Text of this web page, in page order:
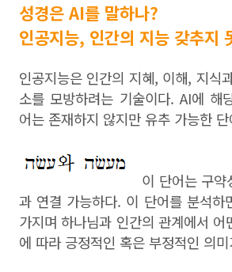
성경은 AI를 말하나?
인공지능, 인간의 지능 갖추지
인공지능은 인간의 지혜, 이해, 지식
소를 모방하려는 기술이다. AI에 해
어는 존재하지 않지만 유추 가능한
이 단어는 구
과 연결 가능하다. 이 단어를 분석하
가지며 하나님과 인간의 관계에서
에 따라 긍정적인 혹은 부정적인 의